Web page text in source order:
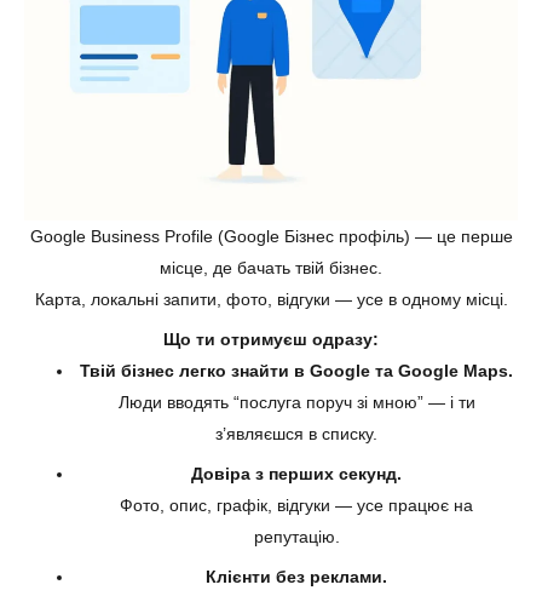
Google Business Profile (Google Бізнес профіль) — це перше
місце, де бачать твій бізнес.
Карта, локальні запити, фото, відгуки — усе в одному місці.
Що ти отримуєш одразу:
Твій бізнес легко знайти в Google та Google Maps.
Люди вводять “послуга поруч зі мною” — і ти
з’являєшся в списку.
Довіра з перших секунд.
Фото, опис, графік, відгуки — усе працює на
репутацію.
Клієнти без реклами.